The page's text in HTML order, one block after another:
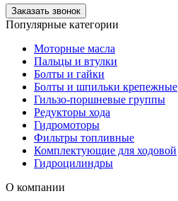
Заказать звонок
Популярные категории
Моторные масла
Пальцы и втулки
Болты и гайки
Болты и шпильки крепежные
Гильзо-поршневые группы
Редукторы хода
Гидромоторы
Фильтры топливные
Комплектующие для ходовой
Гидроцилиндры
О компании